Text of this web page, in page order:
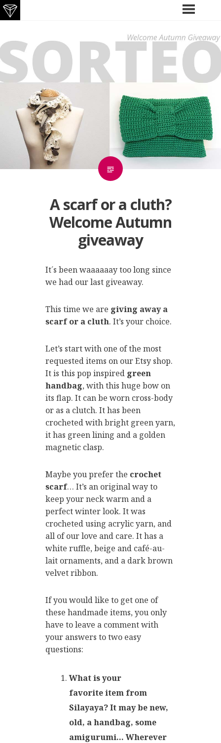
Skip
content
MENU
A scarf or a cluth?
Welcome Autumn
giveaway
It´s been waaaaaay too long since
we had our last giveaway.
This time we are giving away a
scarf or a cluth. It’s your choice.
Let’s start with one of the most
requested items on our Etsy shop.
It is this pop inspired green
handbag, with this huge bow on
its flap. It can be worn cross-body
or as a clutch. It has been
crocheted with bright green yarn,
it has green lining and a golden
magnetic clasp.
Maybe you prefer the crochet
scarf… It’s an original way to
keep your neck warm and a
perfect winter look. It was
crocheted using acrylic yarn, and
all of our love and care. It has a
white ruffle, beige and café-au-
lait ornaments, and a dark brown
velvet ribbon.
If you would like to get one of
these handmade items, you only
have to leave a comment with
your answers to two easy
questions:
What is your
favorite item from
Silayaya? It may be new,
old, a handbag, some
amigurumi… Wherever